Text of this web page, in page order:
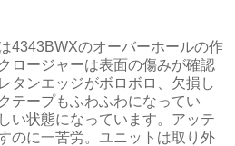
4343BWXのオーバーホールの作
ロージャーは表面の傷みが確認
タンエッジがボロボロ、欠損し
テープもふわふわになってい
い状態になっています。アッテ
のに一苦労。ユニットは取り外